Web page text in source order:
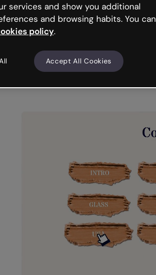
services and show you additional
and browsing habits. You can
policy.
Accept All Cookies